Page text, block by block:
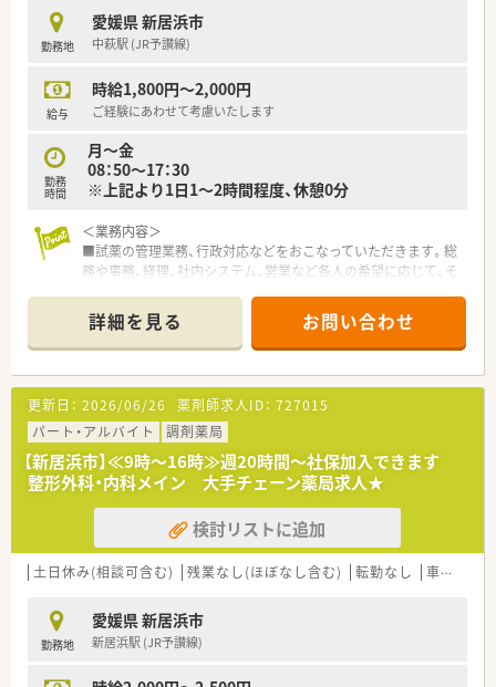
幅広く勉強ができる環境です。
■残業時間月2時間程度とほぼ時間通りのご勤務が可能です。
■ご入職後は実務を通じて一連の業務を習得頂きます。
■研修会や異業種交流会への参加、月1回の自社勉強会など意欲
＜法人特徴＞
■愛媛県西条市・新居浜市にて6店舗展開中の企業です。
にされています。
■現場にリンクした最新システム機器を導入し人的負担軽減の
ため、サポート機器の更新を強力に推進しています。
＜こんな方にもオススメ＞
■管理薬剤師としてご勤務をお考えの方
■隔週程度でも土日休みをご希望の方
めたい方
■転居を伴う店舗異動異動なしで長くご勤務されたい方
■地元企業で地域に根差した医療に携わっていきたい方
等々…少しでも気になった方はお気軽にお問い合わせ下さい。
勤務地
愛媛県 新居浜市
中萩駅 (JR予讃線)
給与
時給1,800円～2,000円
ご経験にあわせて考慮いたします
勤務
時間
月～金
08：50～17：30
※上記より1日1～2時間程度、休憩0分
＜業務内容＞
■試薬の管理業務、行政対応などをおこなっていただきます。総
務や事務、経理、社内システム、営業など各人の希望に応じて、そ
＜法人概要＞
■創業約半世紀の四国全域と岡山・大阪をフィールドに営業展開
を行っている試薬業界の卸売会社です。
■試薬を軸に日本の経済を支え多方面で活躍しています。
（例）警察機関が試用されるDNA鑑定試薬や、鳥インフルエンザ
ワクチンを生成する為の試薬、果物果汁の糖度を調べる試薬 等
＜こんな方にもおススメ＞
■Wワークや扶養内勤務をお考えの方
■ブランクのある方
■自分のペースでゆったりと働きたい方
などお気軽にご連絡くださいませ！
詳細を見る お問い合わせ
更新日： 2026/06/26 薬剤師求人ID： 727015
パート・アルバイト
調剤薬局
【新居浜市】≪9時～16時≫週20時間～社保加入できます
整形外科・内科メイン 大手チェーン薬局求人★
検討リストに追加
土日休み(相談可含む) 残業なし(ほぼなし含む) 転勤なし 車通勤可
勤務地
愛媛県 新居浜市
新居浜駅 (JR予讃線)